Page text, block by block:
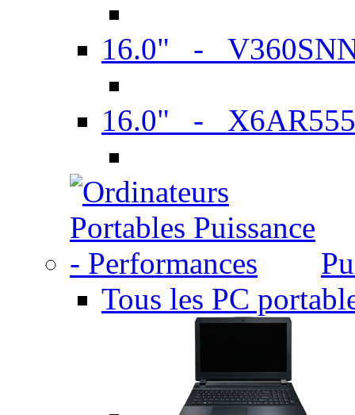
16.0" -
16.0" -
Tous les PC